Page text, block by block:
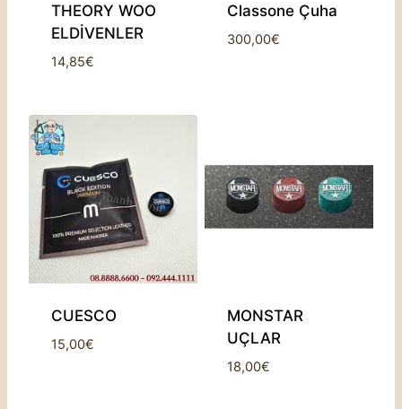
THEORY WOO
ELDİVENLER
14,85€
Classone Çuha
300,00€
CUESCO
15,00€
MONSTAR
UÇLAR
18,00€